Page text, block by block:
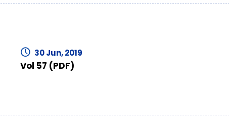
30 Jun, 2019
Vol 57 (PDF)